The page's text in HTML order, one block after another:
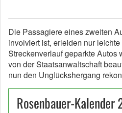
Die Passagiere eines zweiten
involviert ist, erleiden nur
Streckenverlauf geparkte Autos
von der Staatsanwaltschaft
nun den Unglückshergang
Rosenbauer-Kalender